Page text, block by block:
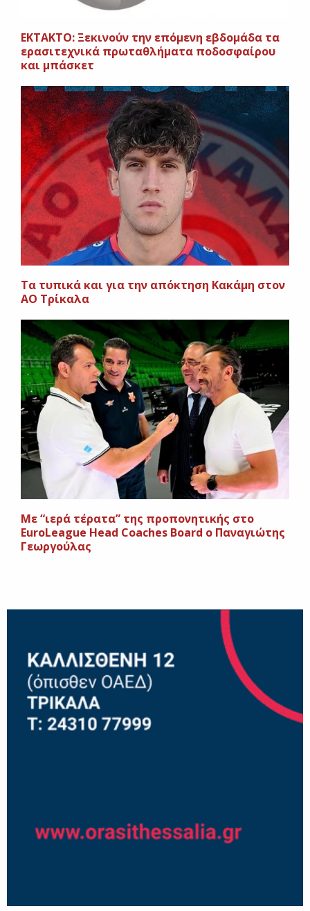
ΕΚΤΑΚΤΟ: Ξεκινούν την επόμενη εβδομάδα τα
ερασιτεχνικά πρωταθλήματα ποδοσφαίρου
και μπάσκετ
Τα τυπικά και για την απόκτηση Κακάμη στον
ΑΟ Τρίκαλα
Mε “ιερά τέρατα” της προπονητικής στο
EuroLeague Head Coaches Board ο Παναγιώτης
Γεωργούλας